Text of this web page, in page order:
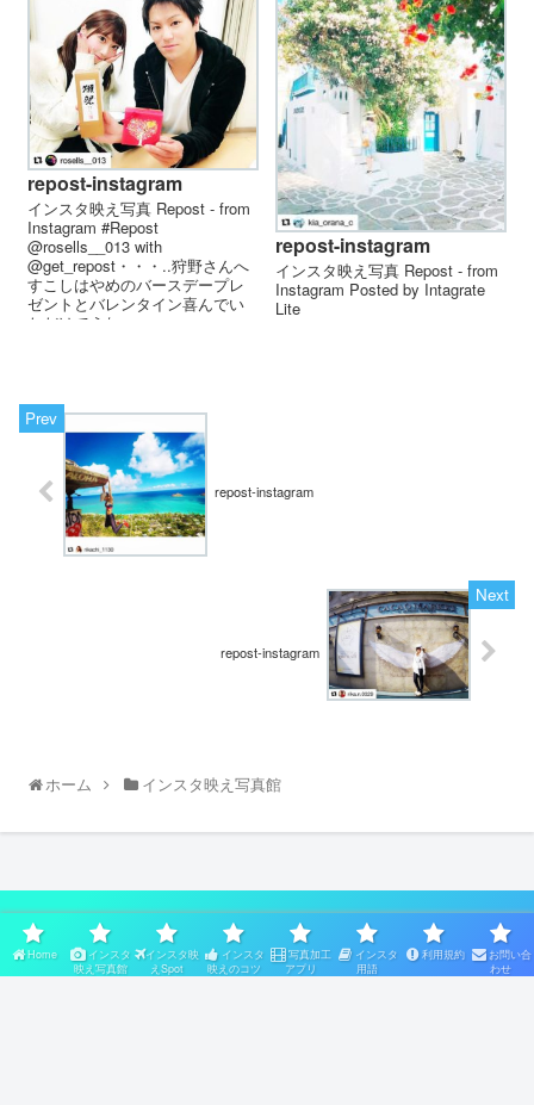
repost-instagram
インスタ映え写真 Repost - from
Instagram #Repost
@rosells__013 with
@get_repost・・・..狩野さんへ
すこしはやめのバースデープレ
ゼントとバレンタイン喜んでい
ただけてうれ...
repost-instagram
インスタ映え写真 Repost - from
Instagram Posted by Intagrate
Lite
repost-instagram
repost-instagram
ホーム インスタ映え写真館
スポンサーリンク
Home
インスタ
映え写真館
インスタ映
えSpot
インスタ
映えのコツ
写真加工
アプリ
インスタ
用語
利用規約
お問い合
わせ